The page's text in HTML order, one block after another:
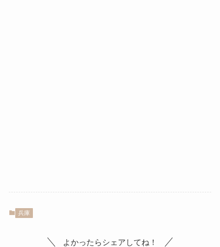
兵庫
よかったらシェアしてね！